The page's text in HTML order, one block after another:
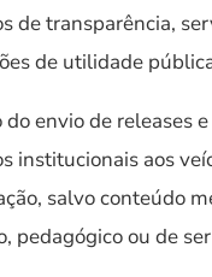
de transparência,
de utilidade
do envio de releases
institucionais aos
salvo conteúdo
pedagógico ou de